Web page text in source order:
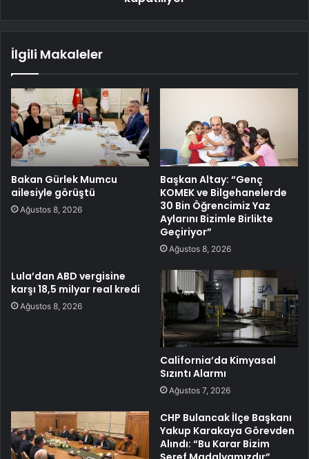
İlgili Makaleler
Bakan Gürlek Mumcu
ailesiyle görüştü
Ağustos 8, 2026
Başkan Altay: “Genç
KOMEK ve Bilgehanelerde
30 Bin Öğrencimiz Yaz
Aylarını Bizimle Birlikte
Geçiriyor”
Ağustos 8, 2026
Lula’dan ABD vergisine
karşı 18,5 milyar real kredi
Ağustos 8, 2026
California’da Kimyasal
Sızıntı Alarmı
Ağustos 7, 2026
CHP Bulancak İlçe Başkanı
Yakup Karakaya Görevden
Alındı: “Bu Karar Bizim